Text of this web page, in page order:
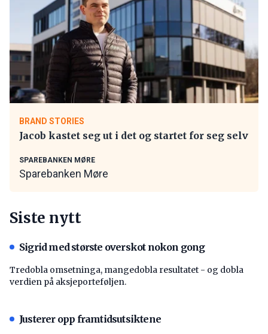
BRAND STORIES
Jacob kastet seg ut i det og startet for seg selv
SPAREBANKEN MØRE
Sparebanken Møre
Siste nytt
Sigrid med største overskot nokon gong
Tredobla omsetninga, mangedobla resultatet - og dobla
verdien på aksjeporteføljen.
Justerer opp framtidsutsiktene